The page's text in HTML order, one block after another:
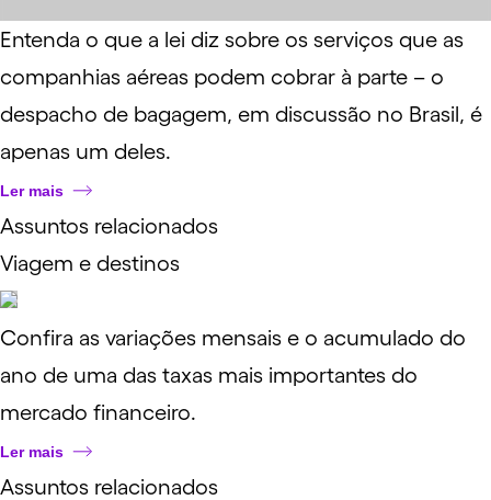
Entenda o que a lei diz sobre os serviços que as
companhias aéreas podem cobrar à parte – o
despacho de bagagem, em discussão no Brasil, é
apenas um deles.
Ler mais
Assuntos relacionados
Viagem e destinos
Confira as variações mensais e o acumulado do
ano de uma das taxas mais importantes do
mercado financeiro.
Ler mais
Assuntos relacionados